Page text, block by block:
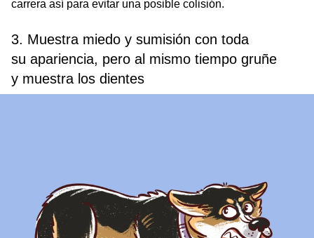
carrera así para evitar una posible colisión.
3. Muestra miedo y sumisión con toda
su apariencia, pero al mismo tiempo gruñe
y muestra los dientes